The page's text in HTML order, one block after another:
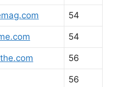
54
54
56
56